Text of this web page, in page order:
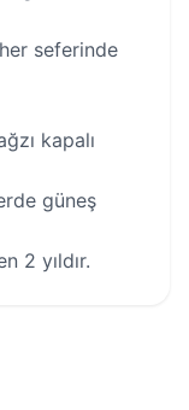
seferinde
kapalı
güneş
2 yıldır.